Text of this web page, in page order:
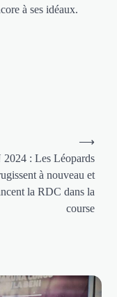
à ses idéaux.
: Les Léopards
à nouveau et
la RDC dans la
course
⟶